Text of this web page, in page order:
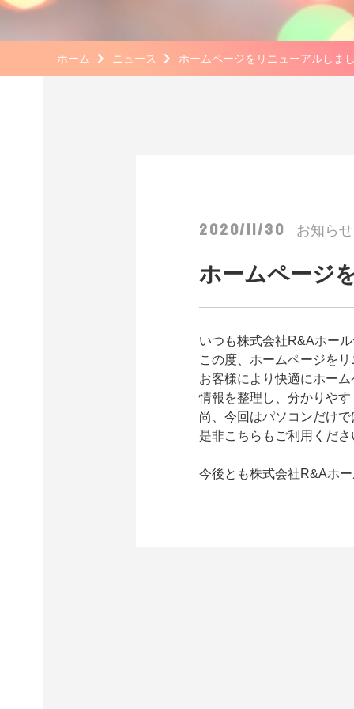
ホーム ニュース ホームページをリニューアルしま
2020/11/30 お知らせ
ホームページ
いつも株式会社R&Aホー
この度、ホームページを
お客様により快適にホー
情報を整理し、分かりや
尚、今回はパソコンだけ
是非こちらもご利用くださ
今後とも株式会社R&Aホ